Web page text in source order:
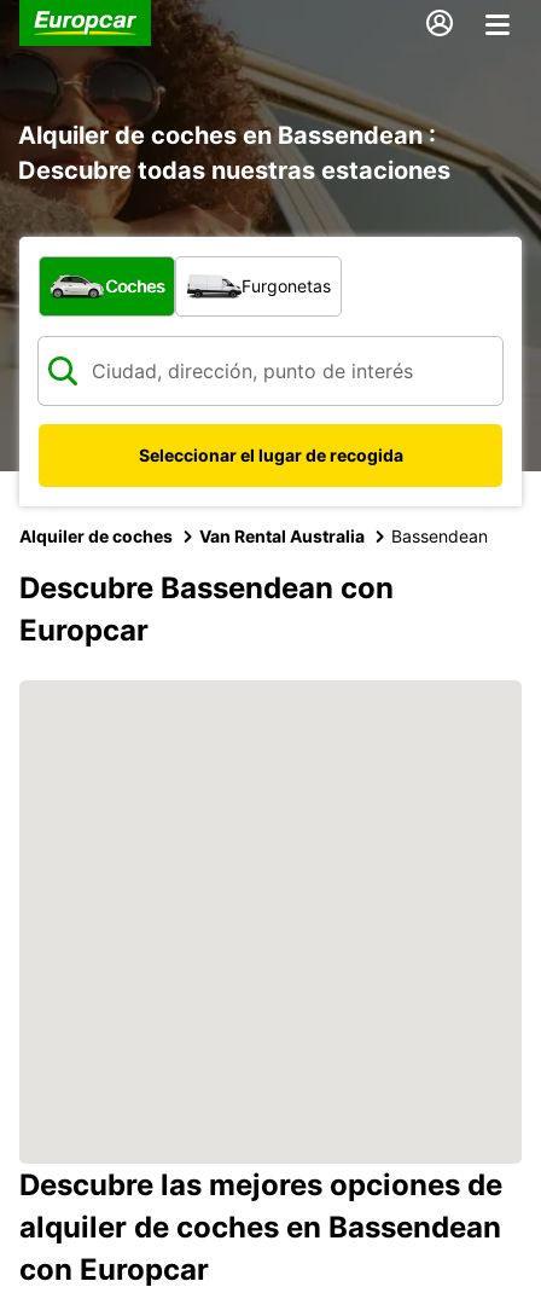
Alquiler de coches en Bassendean :
Descubre todas nuestras estaciones
¿Qué tipo de vehículo?
Coches Furgonetas
Seleccionar el lugar de recogida
Alquiler de coches Van Rental Australia Bassendean
Descubre Bassendean con
Europcar
Descubre las mejores opciones de
alquiler de coches en Bassendean
con Europcar